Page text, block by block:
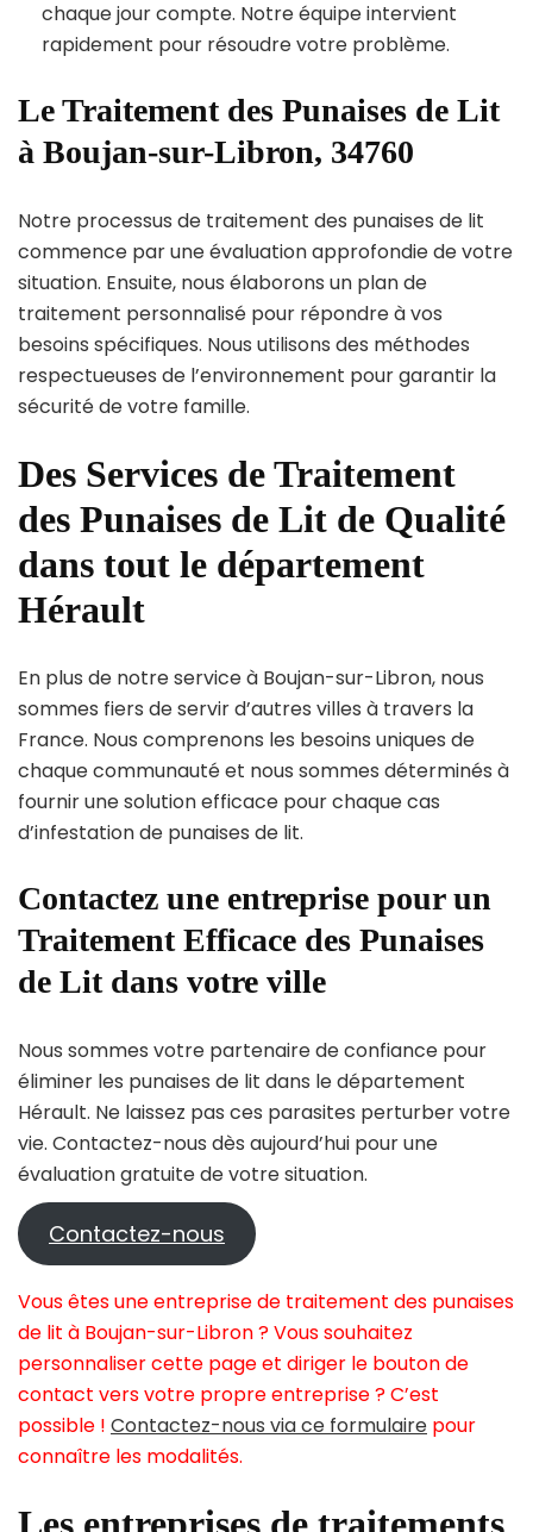
chaque jour compte. Notre équipe intervient
rapidement pour résoudre votre problème.
Le Traitement des Punaises de Lit
à Boujan-sur-Libron, 34760
Notre processus de traitement des punaises de lit
commence par une évaluation approfondie de votre
situation. Ensuite, nous élaborons un plan de
traitement personnalisé pour répondre à vos
besoins spécifiques. Nous utilisons des méthodes
respectueuses de l’environnement pour garantir la
sécurité de votre famille.
Des Services de Traitement
des Punaises de Lit de Qualité
dans tout le département
Hérault
En plus de notre service à Boujan-sur-Libron, nous
sommes fiers de servir d’autres villes à travers la
France. Nous comprenons les besoins uniques de
chaque communauté et nous sommes déterminés à
fournir une solution efficace pour chaque cas
d’infestation de punaises de lit.
Contactez une entreprise pour un
Traitement Efficace des Punaises
de Lit dans votre ville
Nous sommes votre partenaire de confiance pour
éliminer les punaises de lit dans le département
Hérault. Ne laissez pas ces parasites perturber votre
vie. Contactez-nous dès aujourd’hui pour une
évaluation gratuite de votre situation.
Contactez-nous
Vous êtes une entreprise de traitement des punaises
de lit à Boujan-sur-Libron ? Vous souhaitez
personnaliser cette page et diriger le bouton de
contact vers votre propre entreprise ? C’est
possible ! Contactez-nous via ce formulaire pour
connaître les modalités.